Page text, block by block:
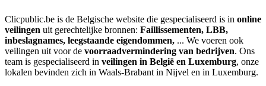
Clicpublic.be is de Belgische website die gespecialiseerd is in online
veilingen uit gerechtelijke bronnen: Faillissementen, LBB,
inbeslagnames, leegstaande eigendommen, ... We voeren ook
veilingen uit voor de voorraadvermindering van bedrijven. Ons
team is gespecialiseerd in veilingen in België en Luxemburg, onze
lokalen bevinden zich in Waals-Brabant in Nijvel en in Luxemburg.